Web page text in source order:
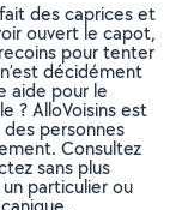
des caprices et
ouvert le capot,
pour tenter
décidément
aide pour le
? AlloVoisins est
personnes
Consultez
sans plus
particulier ou